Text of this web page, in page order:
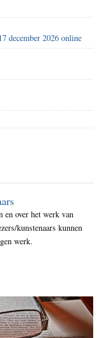
december 2026 online
en over het werk van
kunstenaars kunnen
werk.